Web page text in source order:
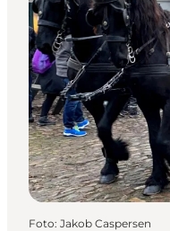
Foto: Jakob Caspersen